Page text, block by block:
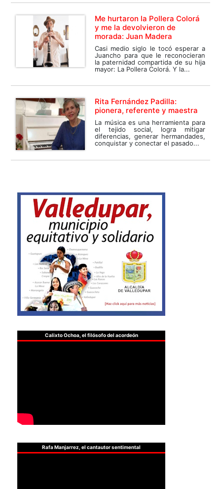
Me hurtaron la Pollera Colorá
y me la devolvieron de
morada: Juan Madera
Casi medio siglo le tocó esperar a
Juancho para que le reconocieran
la paternidad compartida de su hija
mayor: La Pollera Colorá. Y la...
Rita Fernández Padilla:
pionera, referente y maestra
La música es una herramienta para
el tejido social, logra mitigar
diferencias, generar hermandades,
conquistar y conectar el pasado...
Calixto Ochoa, el filósofo del acordeón
Rafa Manjarrez, el cantautor sentimental